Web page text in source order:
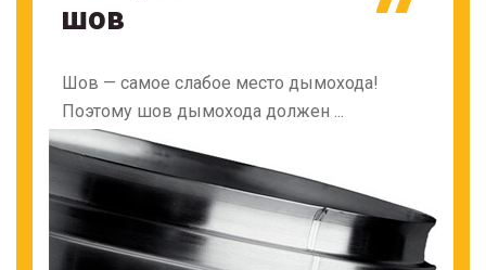
шов
Шов — самое слабое место дымохода!
Поэтому шов дымохода должен ...